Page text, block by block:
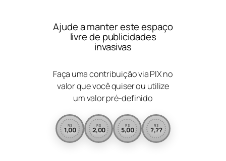
Ajude a manter este espaço
livre de publicidades
invasivas
Faça uma contribuição via PIX no
valor que você quiser ou utilize
um valor pré-definido
R$
1,00
R$
2,00
R$
5,00
R$
?,??